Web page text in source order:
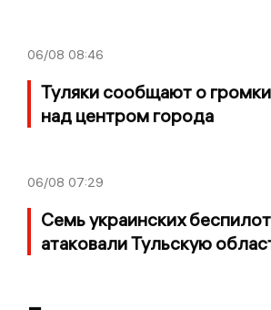
06/08 08:46
Туляки сообщают о
над центром города
06/08 07:29
Семь украинских
атаковали Тульскую